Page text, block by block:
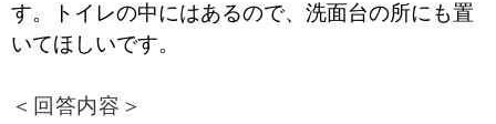
す。トイレの中にはあるので、洗面台の所にも置
いてほしいです。
＜回答内容＞